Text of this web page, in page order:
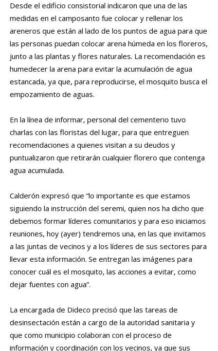
Desde el edificio consistorial indicaron que una de las
medidas en el camposanto fue colocar y rellenar los
areneros que están al lado de los puntos de agua para que
las personas puedan colocar arena húmeda en los floreros,
junto a las plantas y flores naturales. La recomendación es
humedecer la arena para evitar la acumulación de agua
estancada, ya que, para reproducirse, el mosquito busca el
empozamiento de aguas.
En la línea de informar, personal del cementerio tuvo
charlas con las floristas del lugar, para que entreguen
recomendaciones a quienes visitan a su deudos y
puntualizaron que retirarán cualquier florero que contenga
agua acumulada.
Calderón expresó que “lo importante es que estamos
siguiendo la instrucción del seremi, quien nos ha dicho que
debemos formar líderes comunitarios y para eso iniciamos
reuniones, hoy (ayer) tendremos una, en las que invitamos
a las juntas de vecinos y a los líderes de sus sectores para
llevar esta información. Se entregan las imágenes para
conocer cuál es el mosquito, las acciones a evitar, como
dejar fuentes con agua”.
La encargada de Dideco precisó que las tareas de
desinsectación están a cargo de la autoridad sanitaria y
que como municipio colaboran con el proceso de
información y coordinación con los vecinos, ya que sus